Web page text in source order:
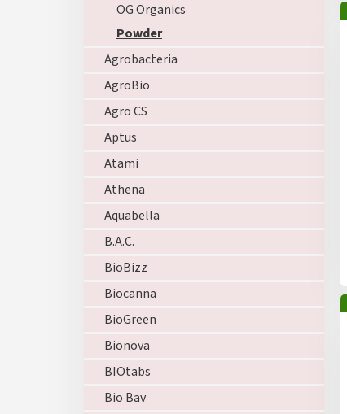
OG Organics
Powder
Agrobacteria
AgroBio
Agro CS
Aptus
Atami
Athena
Aquabella
B.A.C.
BioBizz
Biocanna
BioGreen
Bionova
BIOtabs
Bio Bav